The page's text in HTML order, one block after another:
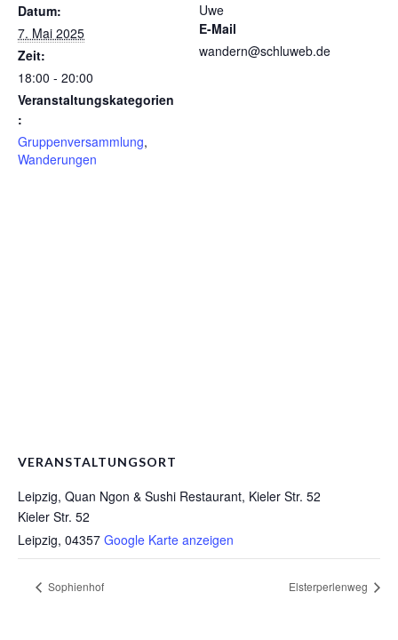
Datum:
7. Mai 2025
Zeit:
18:00 - 20:00
Veranstaltungskategorien
:
Gruppenversammlung,
Wanderungen
Uwe
E-Mail
wandern@schluweb.de
VERANSTALTUNGSORT
Leipzig, Quan Ngon & Sushi Restaurant, Kieler Str. 52
Kieler Str. 52
Leipzig, 04357 Google Karte anzeigen
Sophienhof Elsterperlenweg